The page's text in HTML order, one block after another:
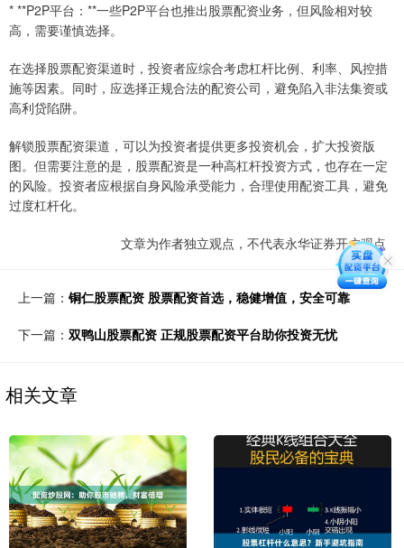
* **P2P平台：**一些P2P平台也推出股票配资业务，但风险相对较
高，需要谨慎选择。
在选择股票配资渠道时，投资者应综合考虑杠杆比例、利率、风控措
施等因素。同时，应选择正规合法的配资公司，避免陷入非法集资或
高利贷陷阱。
解锁股票配资渠道，可以为投资者提供更多投资机会，扩大投资版
图。但需要注意的是，股票配资是一种高杠杆投资方式，也存在一定
的风险。投资者应根据自身风险承受能力，合理使用配资工具，避免
过度杠杆化。
文章为作者独立观点，不代表永华证券开户观点
上一篇： 铜仁股票配资 股票配资首选，稳健增值，安全可靠
下一篇： 双鸭山股票配资 正规股票配资平台助你投资无忧
相关文章